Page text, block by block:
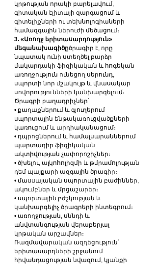
կրթության որակի բարելավում,
գիտական ​​էլիտայի զարգացում և
գիտելիքների ու տեխնոլոգիաների
համազգային ներուժի մեծացում։
3. «Առողջ երիտասարդություն»
մեգանախագիծըծրագիր է, որը
նպատակ ունի ստեղծել բարձր
մակարդակի ֆիզիկական և հոգեկան
առողջություն ունեցող սերունդ,
սպորտի նոր մշակույթ և վնասակար
սովորությունների կանխարգելում։
Ծրագրի բաղադրիչներ՝
• քաղաքներում և գյուղերում
սպորտային ենթակառուցվածքների
կառուցում և արդիականացում։
• դպրոցներում և համալսարաններում
պարտադիր ֆիզիկական
ակտիվության չափորոշիչներ։
• ծխելու, ալկոհոլիզմի և թմրամոլության
դեմ պայքարի ազգային ծրագիր։
• մասսայական սպորտային բաժիններ,
ակումբներ և մրցաշարեր։
• սպորտային բժշկության և
կանխարգելիչ ծրագրերի ինտեգրում։
• առողջության, սննդի և
անվտանգության վերաբերյալ
կրթական արշավներ։
Ռազմավարական ազդեցություն՝
երիտասարդների շրջանում
հիվանդացության նվազում, կյանքի